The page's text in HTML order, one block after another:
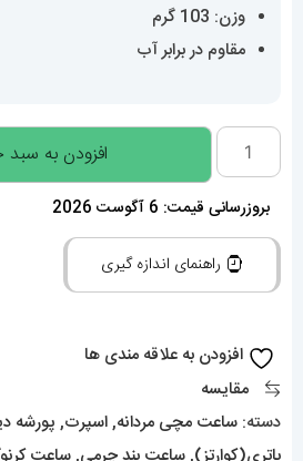
وزن: 103 گرم
مقاوم در برابر آب
ساعت
مچی
مردانه
پورشه
دیزاین
PORSCHE
DESIGN
افزودن به سبد
بروزرسانی قیمت: 6 آگوست 2026
راهنمای اندازه گیری
افزودن به علاقه مندی ها
مقایسه
دسته: ساعت مچی مردانه,اسپرت, پورشه